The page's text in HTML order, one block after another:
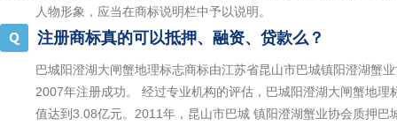
人物形象，应当在商标说明栏中予以说明。
注册商标真的可以抵押、融资、贷款么？
巴城阳澄湖大闸蟹地理标志商标由江苏省昆山市巴城镇阳澄湖蟹
2007年注册成功。 经过专业机构的评估，巴城阳澄湖大闸蟹地理
值达到3.08亿元。2011年，昆山市巴城 镇阳澄湖蟹业协会质押巴